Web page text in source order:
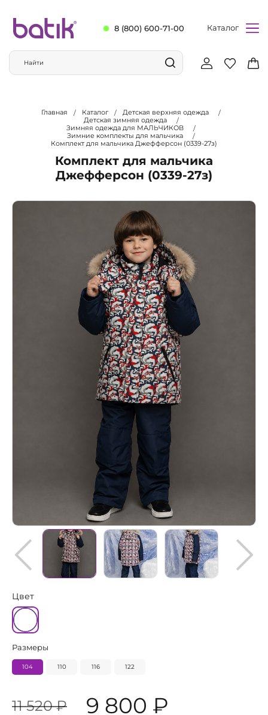
8 (800) 600-71-00 Каталог
Главная Каталог
Детская верхняя одежда
Детская зимняя одежда
Зимняя одежда для МАЛЬЧИКОВ
Зимние комплекты для мальчика
Комплект для мальчика Джефферсон (0339-27з)
Комплект для мальчика
Джефферсон (0339-27з)
Цвет
Размеры
104 110 116 122
11 520 ₽ 9 800 ₽